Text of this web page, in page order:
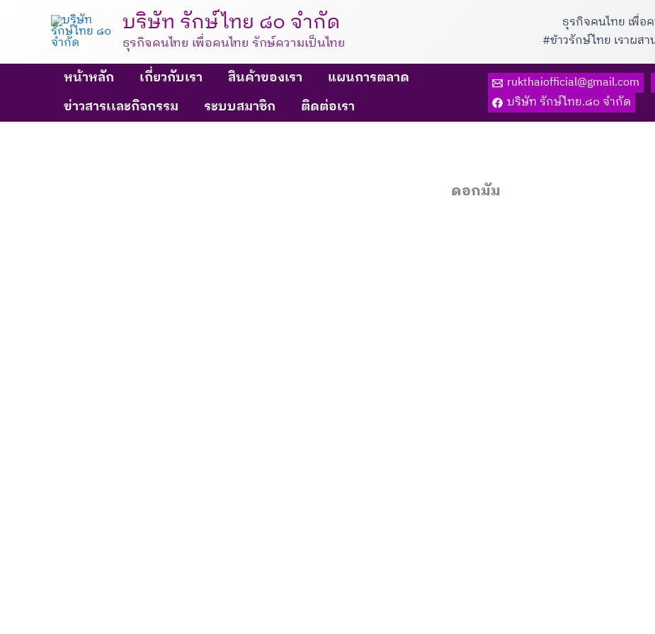
บริษัท รักษ์ไทย ๘๐ จำกัด
ธุรกิจคนไทย เพื่อคนไทย รักษ์ความเป็นไทย
ธุรกิจคนไทย เพื่อ
#ข้าวรักษ์ไทย เราผ
หน้าหลัก เกี่ยวกับเรา สินค้าของเรา
แผนการตลาด
ข่าวสารเเละกิจกรรม
ระบบสมาชิก ติดต่อเรา
rukthaiofficial@gmail.com
บริษัท รักษ์ไทย.๘๐ จำกัด
ดอกมัม